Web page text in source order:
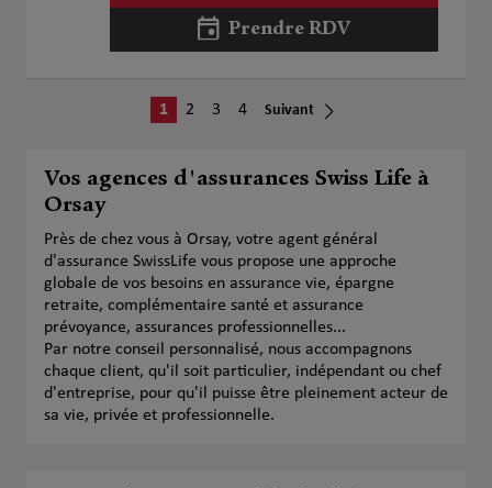
Prendre RDV
1 2 3 4 Suivant
Vos agences d'assurances Swiss Life à
Orsay
Près de chez vous à Orsay, votre agent général
d'assurance SwissLife vous propose une approche
globale de vos besoins en assurance vie, épargne
retraite, complémentaire santé et assurance
prévoyance, assurances professionnelles...
Par notre conseil personnalisé, nous accompagnons
chaque client, qu'il soit particulier, indépendant ou chef
d'entreprise, pour qu'il puisse être pleinement acteur de
sa vie, privée et professionnelle.